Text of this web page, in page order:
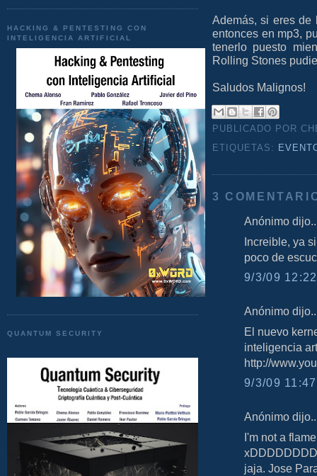
HACKING & PENTESTING CON
INTELIGENCIA ARTIFICIAL
QUANTUM SECURITY
Además, si eres de
entonces en mp3,
tenerlo puesto
Rolling Stones
Saludos Malignos!
PUBLICADO POR
ETIQUETAS:
3
Anónimo
Increible, ya
poco de
9/3/09
Anónimo
El nuevo
inteligencia
http://
9/3/09
Anónimo
I'm not a
jaja. Jose